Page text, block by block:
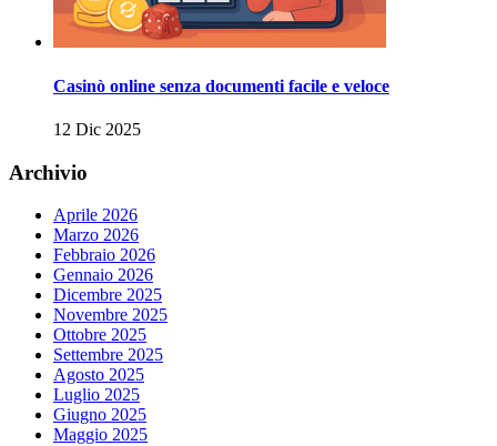
Casinò online senza documenti facile e veloce
12 Dic 2025
Archivio
Aprile 2026
Marzo 2026
Febbraio 2026
Gennaio 2026
Dicembre 2025
Novembre 2025
Ottobre 2025
Settembre 2025
Agosto 2025
Luglio 2025
Giugno 2025
Maggio 2025